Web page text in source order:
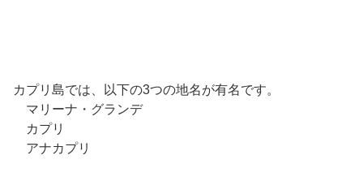
カプリ島では、以下の3つの地名が有名です。
マリーナ・グランデ
カプリ
アナカプリ